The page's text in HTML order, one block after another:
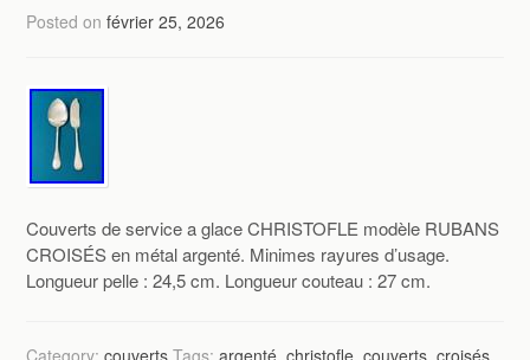
Posted onfévrier 25, 2026
Couverts de service a glace CHRISTOFLE modèle RUBANS
CROISÉS en métal argenté. Minimes rayures d’usage.
Longueur pelle : 24,5 cm. Longueur couteau : 27 cm.
Category:couverts Tags:argenté,christofle,couverts,croisés,